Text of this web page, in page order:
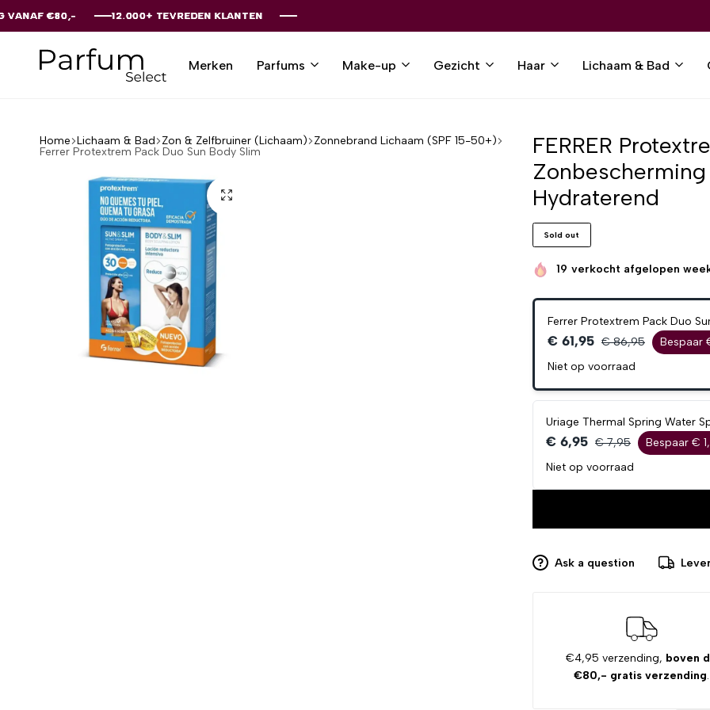
12.000+ TEVREDEN KLANTEN
12.000+ TEVREDEN KLANTEN
12.000+ TEVREDEN KLANTEN
12.000+ TEVREDEN KLANTEN
12.000+ TEVREDEN KLANTEN
Merken Parfums Make-up Gezicht Haar Lichaam & Bad
Home Lichaam & Bad Zon & Zelfbruiner (Lichaam) Zonnebrand Lichaam (SPF 15-50+)
Ferrer Protextrem Pack Duo Sun Body Slim
FERRER
Hydraterend
Sold out
19 verkocht afgelopen
Ferrer Protextrem Pack Duo
€ 61,95 € 86,95
Bespaar
Niet op voorraad
Uriage Thermal Spring Water
€ 6,95 € 7,95
Bespaar €
Niet op voorraad
Ask a question
€4,95 verzending, boven
€80,- gratis verzending.